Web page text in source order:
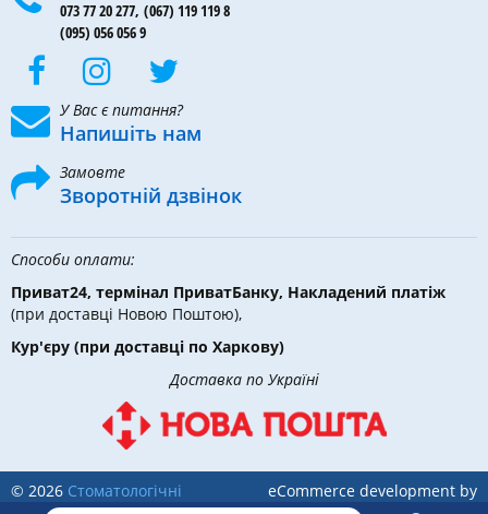
073 77 20 277, (067) 119 119 8
(095) 056 056 9
У Вас є питання?
Напишіть нам
Замовте
Зворотній дзвінок
Способи оплати:
Приват24, термінал ПриватБанку, Накладений платіж
(при доставці Новою Поштою),
Кур'єру (при доставці по Харкову)
Доставка по Україні
© 2026 Стоматологічні
інструменти, матеріали та
eCommerce development by